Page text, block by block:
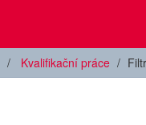
Kvalifikační práce